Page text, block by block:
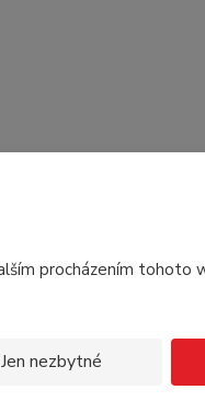
procházením tohoto
Jen nezbytné